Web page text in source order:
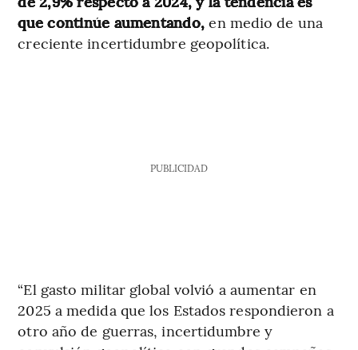
que continúe aumentando,en medio de una
creciente incertidumbre geopolítica.
PUBLICIDAD
“El gasto militar global volvió a aumentar en
2025 a medida que los Estados respondieron a
otro año de guerras, incertidumbre y